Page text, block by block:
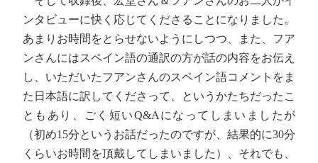
ンタビューに快く応じてくださることになりました。
あまりお時間をとらせないようにしつつ、また、フア
ンさんにはスペイン語の通訳の方が話の内容をお伝え
し、いただいたフアンさんのスペイン語コメントをま
た日本語に訳してくださって、というかたちだったこ
ともあり、ごく短いQ&Aになってしまいましたが
（初め15分というお話だったのですが、結果的に30分
くらいお時間を頂戴してしまいました）、それでも、